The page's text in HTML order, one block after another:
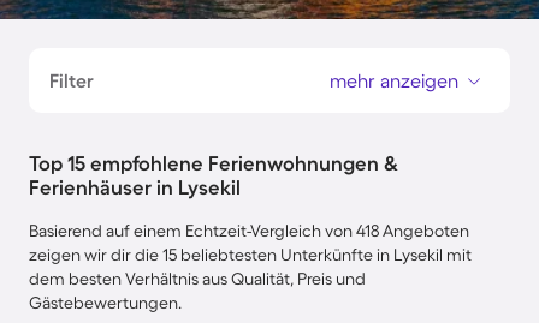
Filter mehr anzeigen
Top 15 empfohlene Ferienwohnungen &
Ferienhäuser in Lysekil
Basierend auf einem Echtzeit-Vergleich von 418 Angeboten
zeigen wir dir die 15 beliebtesten Unterkünfte in Lysekil mit
dem besten Verhältnis aus Qualität, Preis und
Gästebewertungen.